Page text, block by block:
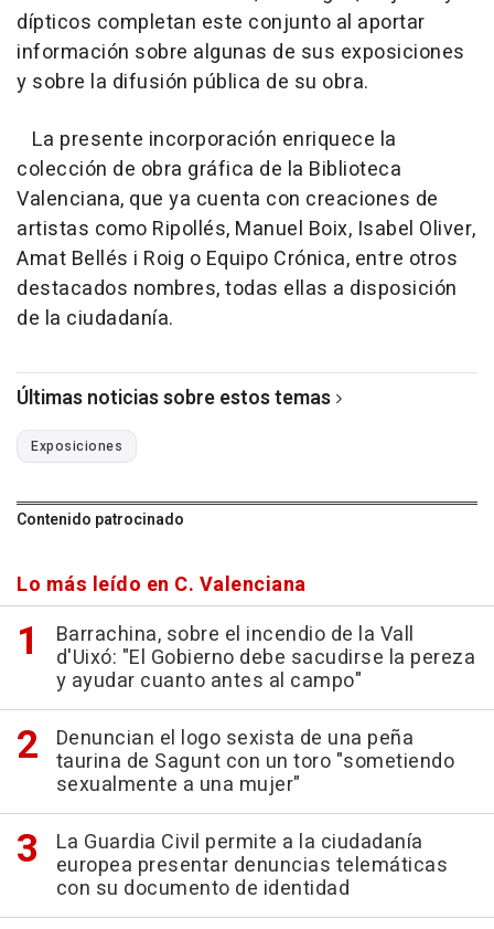
dípticos completan este conjunto al aportar
información sobre algunas de sus exposiciones
y sobre la difusión pública de su obra.
La presente incorporación enriquece la
colección de obra gráfica de la Biblioteca
Valenciana, que ya cuenta con creaciones de
artistas como Ripollés, Manuel Boix, Isabel Oliver,
Amat Bellés i Roig o Equipo Crónica, entre otros
destacados nombres, todas ellas a disposición
de la ciudadanía.
Últimas noticias sobre estos temas
Exposiciones
Contenido patrocinado
Lo más leído en C. Valenciana
Barrachina, sobre el incendio de la Vall
d'Uixó: "El Gobierno debe sacudirse la pereza
y ayudar cuanto antes al campo"
Denuncian el logo sexista de una peña
taurina de Sagunt con un toro "sometiendo
sexualmente a una mujer"
La Guardia Civil permite a la ciudadanía
europea presentar denuncias telemáticas
con su documento de identidad